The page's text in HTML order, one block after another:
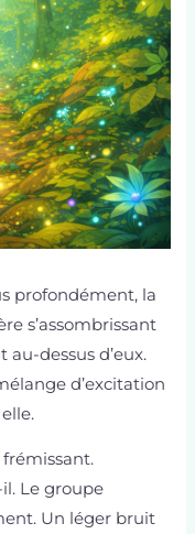
profondément, la
s’assombrissant
dessus d’eux.
d’excitation
frémissant.
il. Le groupe
Un léger bruit